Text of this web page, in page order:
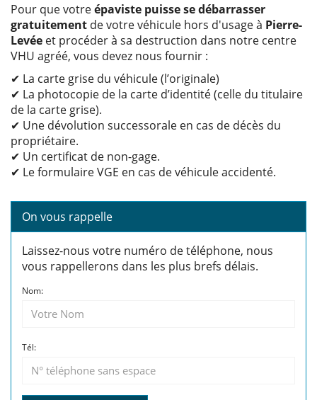
Pour que votreépaviste puisse se débarrasser
gratuitement de votre véhicule hors d'usage à Pierre-
Levée et procéder à sa destruction dans notre centre
VHU agréé, vous devez nous fournir :
✔ La carte grise du véhicule (l’originale)
✔ La photocopie de la carte d’identité (celle du titulaire
de la carte grise).
✔ Une dévolution successorale en cas de décès du
propriétaire.
✔ Un certificat de non-gage.
✔ Le formulaire VGE en cas de véhicule accidenté.
On vous rappelle
Laissez-nous votre numéro de téléphone, nous
vous rappellerons dans les plus brefs délais.
Nom:
Tél: